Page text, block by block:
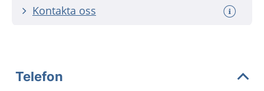
Kontakta oss
Telefon